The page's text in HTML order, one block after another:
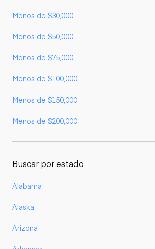
Menos de $30,000
Menos de $50,000
Menos de $75,000
Menos de $100,000
Menos de $150,000
Menos de $200,000
Buscar por estado
Alabama
Alaska
Arizona